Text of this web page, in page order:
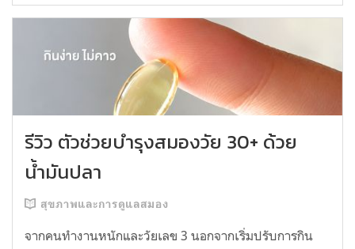
รีวิว ตัวช่วยบำรุงสมองวัย 30+ ด้วย
น้ำมันปลา
สุขภาพและการดูแลสมอง
จากคนทำงานหนักและวัยเลข 3 นอกจากเริ่มปรับการกิน